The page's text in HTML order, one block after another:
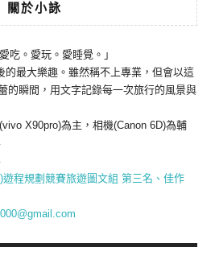
關於小詠
吃。愛玩。愛睡覺。」
最大樂趣。雖然稱不上專業，但會以這
的瞬間，用文字記錄每一次旅行的風景與
X90pro)為主，相機(Canon 6D)為輔
遊程規劃競賽旅遊圖文組 第三名、佳作